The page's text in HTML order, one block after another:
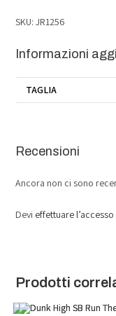
SKU: JR1256
Informazioni
TAGLIA
Recensioni
Ancora non ci sono
Devi effettuare l’accesso
Prodotti